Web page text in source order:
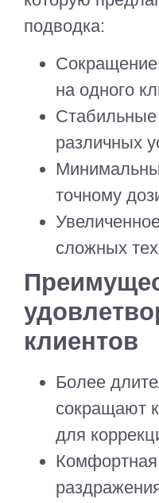
подводка:
на одного
Стабильные
различных
точному
сложных
клиентов
Более
сокращают
для
Комфортная